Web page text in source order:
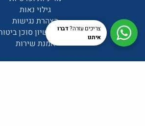
גילוי נאות
הצהרת נגישות
פרטי רישיון סוכן
אמנת שירות
יצירת קשר
צריכים עזרה?דברו
איתנו